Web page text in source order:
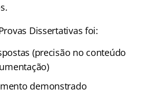
Dissertativas foi:
(precisão no conteúdo
demonstrado